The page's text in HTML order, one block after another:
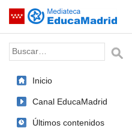
Saltar navegación
Palabra o frase:
Inicio
Canal EducaMadrid
Últimos contenidos